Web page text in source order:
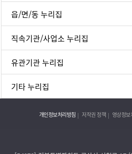
읍/면/동 누리집
직속기관/사업소 누리집
유관기관 누리집
기타 누리집
개인정보처리방침 저작권 정책 영상정보